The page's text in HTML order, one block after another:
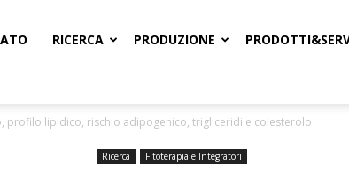
RICERCA PRODUZIONE
profilo lipidico, rischio adipogenico, trigliceridi e colesterolo
Ricerca Fitoterapia e Integratori